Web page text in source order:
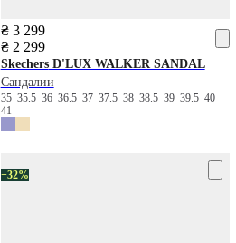
₴ 3 299
₴ 2 299
SkechersD'LUX WALKER SANDAL
Сандалии
35 35.5 36 36.5 37 37.5 38 38.5 39 39.5 40
41
−32%